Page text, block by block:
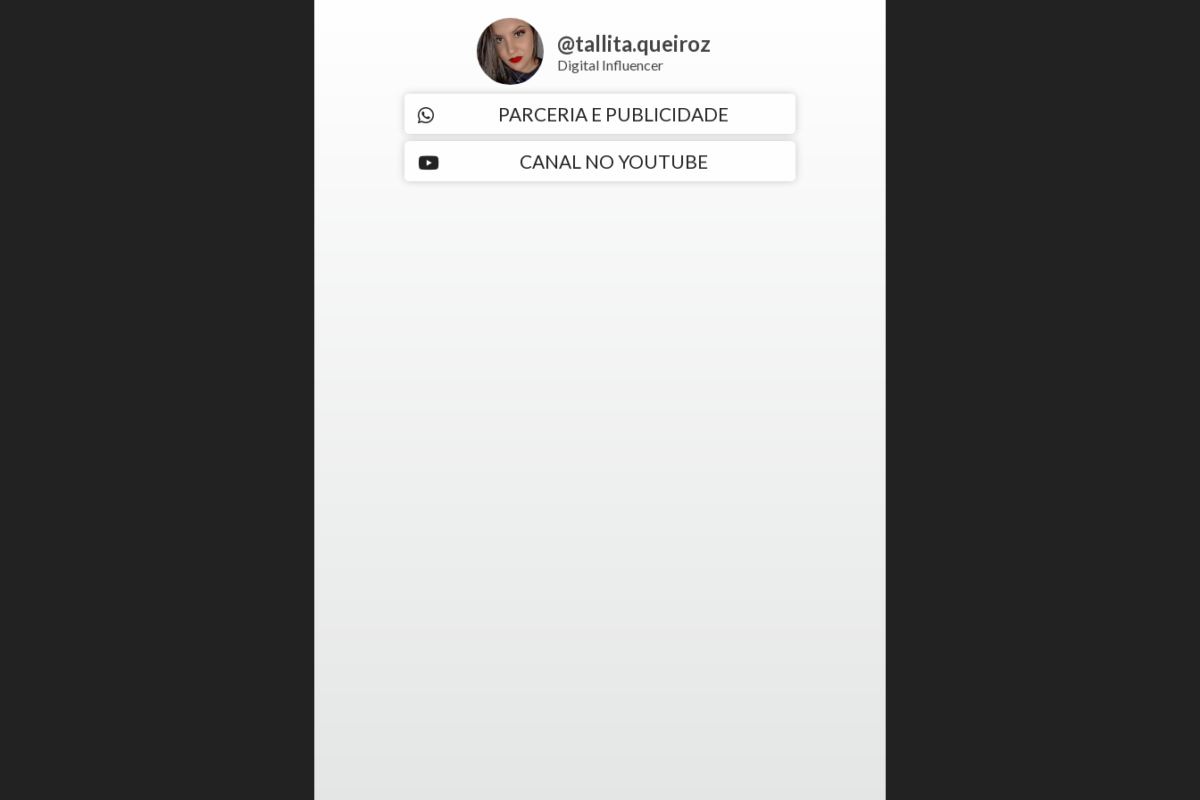
@tallita.queiroz
Digital Influencer
PARCERIA E PUBLICIDADE
CANAL NO YOUTUBE